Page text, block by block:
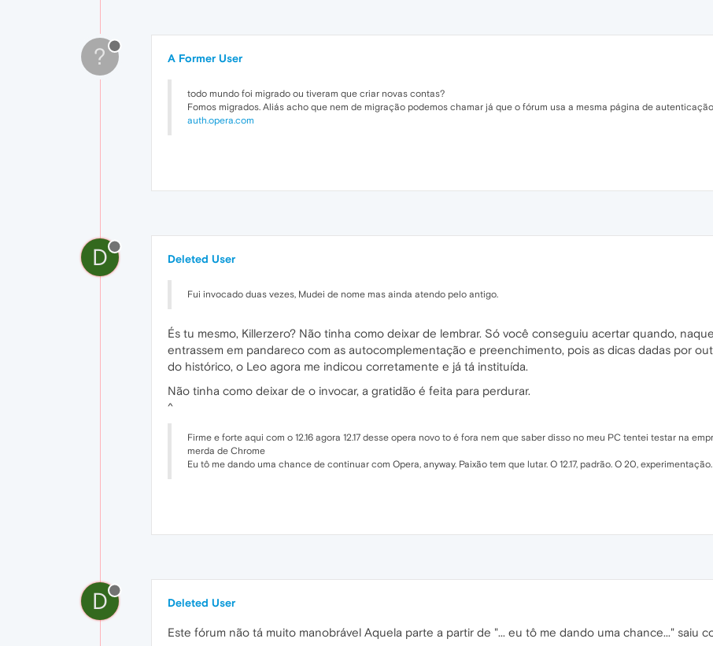
? A Former User
todo mundo foi migrado ou tiveram que criar novas contas?
Fomos migrados. Aliás acho que nem de migração podemos chamar já que o fórum usa a mesma página de
auth.opera.com
D Deleted User
Fui invocado duas vezes, Mudei de nome mas ainda atendo pelo antigo.
És tu mesmo, Killerzero? Não tinha como deixar de lembrar. Só você conseguiu acertar quando,
entrassem em pandareco com as autocomplementação e preenchimento, pois as dicas dadas por
do histórico, o Leo agora me indicou corretamente e já tá instituída.
Não tinha como deixar de o invocar, a gratidão é feita para perdurar.
^
Firme e forte aqui com o 12.16 agora 12.17 desse opera novo to é fora nem que saber disso no meu PC tentei testar na
merda de Chrome
Eu tô me dando uma chance de continuar com Opera, anyway. Paixão tem que lutar. O 12.17, padrão. O 20,
D Deleted User
Este fórum não tá muito manobrável Aquela parte a partir de "... eu tô me dando uma chance..." saiu